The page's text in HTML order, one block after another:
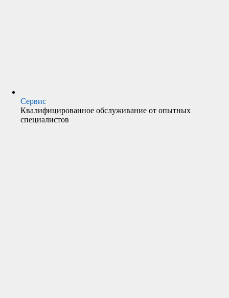
Сервис
Квалифицированное обслуживание от опытных
специалистов